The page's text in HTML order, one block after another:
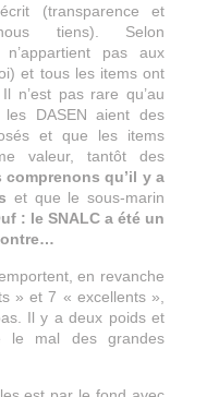
(transparence et
tiens). Selon
n’appartient pas aux
et tous les items ont
n’est pas rare qu’au
DASEN aient des
et que les items
valeur, tantôt des
comprenons qu’il y a
et que le sous-marin
: le SNALC a été un
en revanche
» et 7 « excellents »,
Il y a deux poids et
le mal des grandes